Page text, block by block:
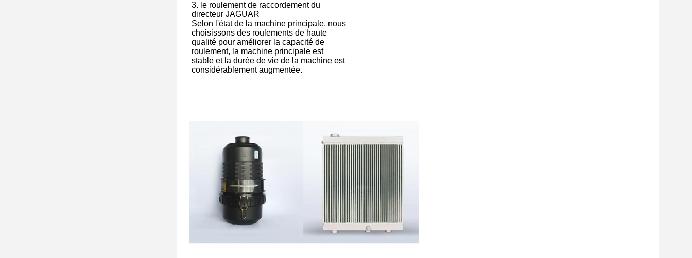
3. le roulement de raccordement du
directeur JAGUAR
Selon l'état de la machine principale, nous
choisissons des roulements de haute
qualité pour améliorer la capacité de
roulement, la machine principale est
stable et la durée de vie de la machine est
considérablement augmentée.